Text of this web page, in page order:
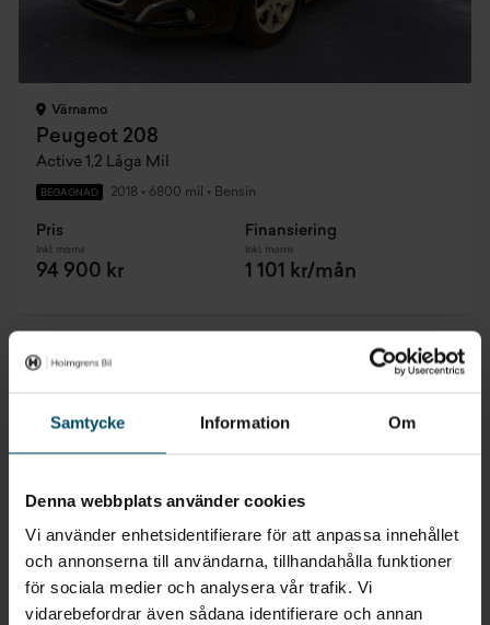
Samtycke Information Om
Denna webbplats använder cookies
Vi använder enhetsidentifierare för att anpassa innehållet
och annonserna till användarna, tillhandahålla funktioner
för sociala medier och analysera vår trafik. Vi
vidarebefordrar även sådana identifierare och annan
Värnamo
Peugeot 208
Active 1,2 Låga Mil
BEGAGNAD 2018 • 6800 mil • Bensin
Pris
Inkl. moms
94 900 kr
Finansiering
Inkl. moms
1 101 kr/mån
Biloutlet